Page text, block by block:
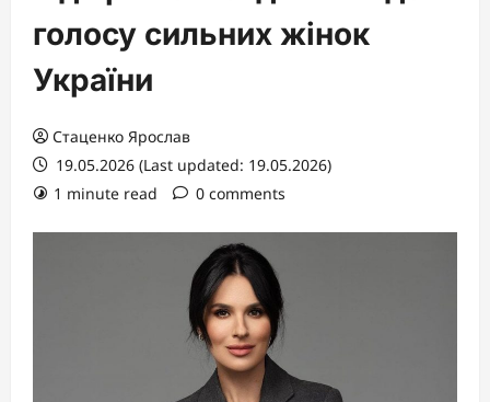
голосу сильних жінок
України
Стаценко Ярослав
19.05.2026 (Last updated: 19.05.2026)
1 minute read
0 comments